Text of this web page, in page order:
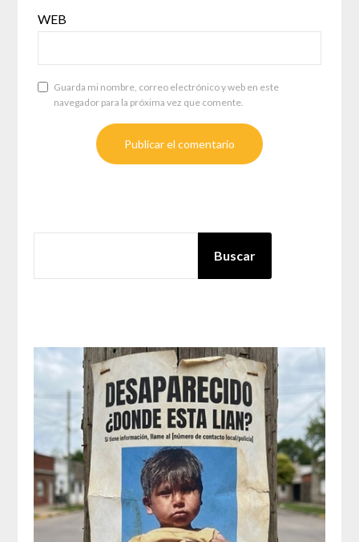
WEB
Guarda mi nombre, correo electrónico y web en este
navegador para la próxima vez que comente.
Buscar